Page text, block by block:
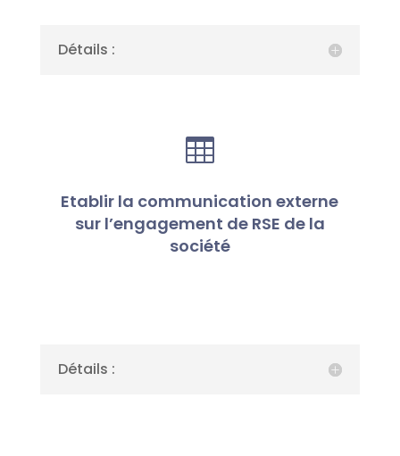
Détails :

Etablir la communication externe
sur l’engagement de RSE de la
société
Détails :